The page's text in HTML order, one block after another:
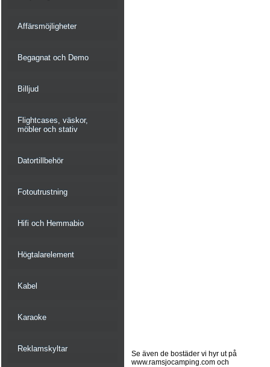
Affärsmöjligheter
Begagnat och Demo
Billjud
Flightcases, väskor,
möbler och stativ
Datortillbehör
Fotoutrustning
Hifi och Hemmabio
Högtalarelement
Kabel
Karaoke
Reklamskyltar
Se även de bostäder vi hyr ut på
www.ramsjocamping.com och